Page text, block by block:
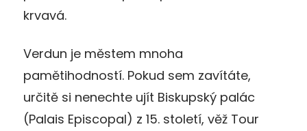
krvavá.
Verdun je městem mnoha
pamětihodností. Pokud sem zavítáte,
určitě si nenechte ujít Biskupský palác
(Palais Episcopal) z 15. století, věž Tour